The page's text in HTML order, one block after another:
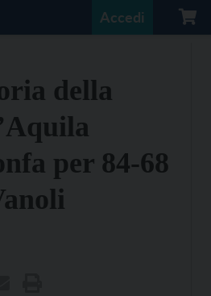
Accedi
della
per 84-68